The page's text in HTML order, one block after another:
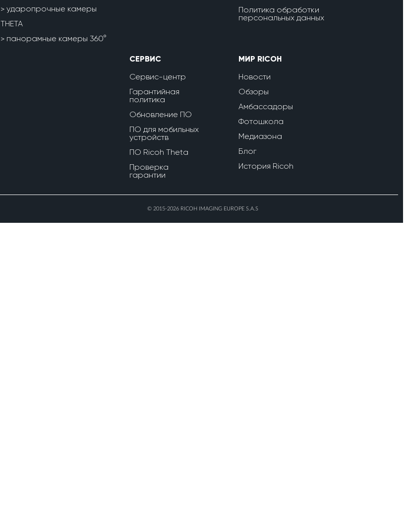
ударопрочные камеры
THETA
панорамные камеры 360°
Политика обработки
персональных данных
СЕРВИС
Сервис-центр
Гарантийная
политика
Обновление ПО
ПО для мобильных
устройств
ПО Ricoh Theta
Проверка
гарантии
МИР RICOH
Новости
Обзоры
Амбассадоры
Фотошкола
Медиазона
Блог
История Ricoh
© 2015-2026 RICOH IMAGING EUROPE S.A.S